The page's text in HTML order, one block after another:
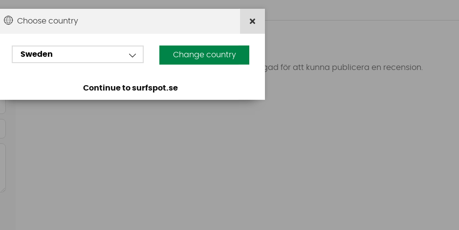
Den här produkten har inga recensioner. Du måste vara inloggad för att kunna publicera en recension.
Choose country
Sweden Change country
Continue to surfspot.se